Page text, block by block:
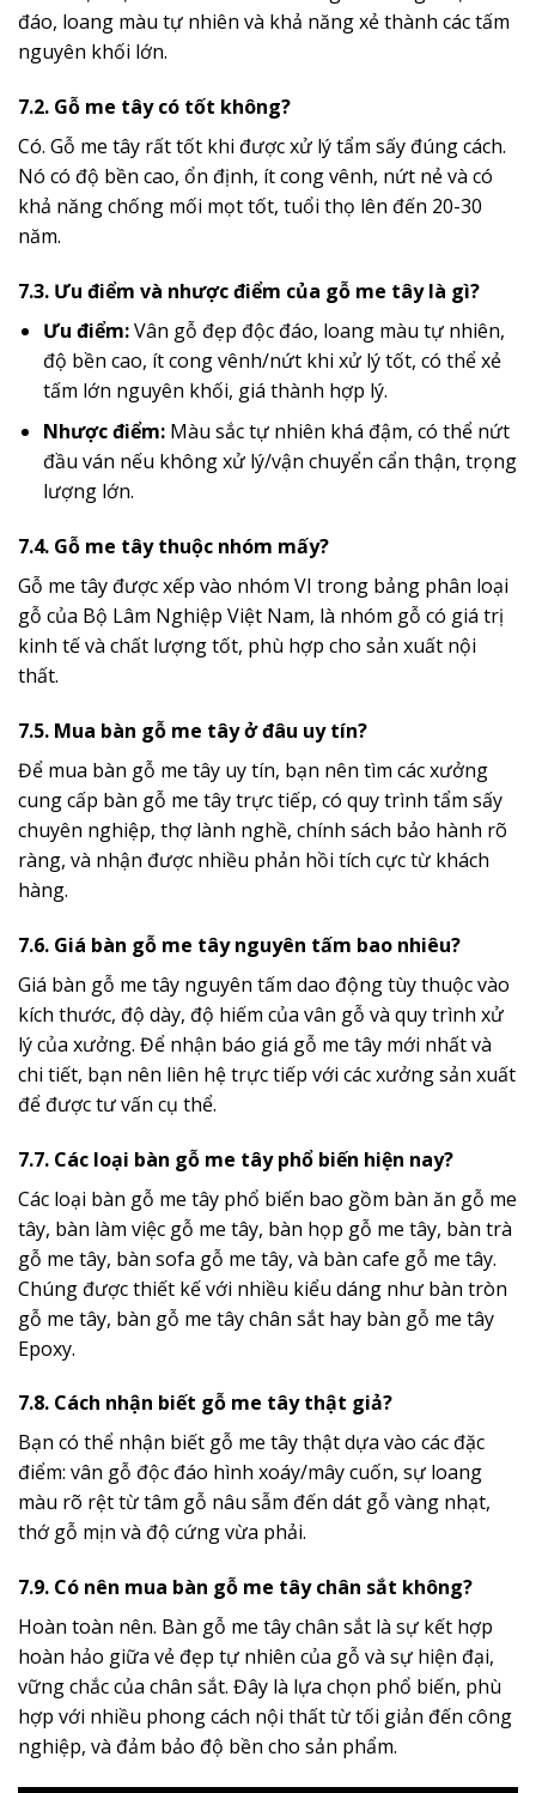
đáo, loang màu tự nhiên và khả năng xẻ thành các tấm
nguyên khối lớn.
7.2. Gỗ me tây có tốt không?
Có. Gỗ me tây rất tốt khi được xử lý tẩm sấy đúng cách.
Nó có độ bền cao, ổn định, ít cong vênh, nứt nẻ và có
khả năng chống mối mọt tốt, tuổi thọ lên đến 20-30
năm.
7.3. Ưu điểm và nhược điểm của gỗ me tây là gì?
Ưu điểm:Vân gỗ đẹp độc đáo, loang màu tự nhiên,
độ bền cao, ít cong vênh/nứt khi xử lý tốt, có thể xẻ
tấm lớn nguyên khối, giá thành hợp lý.
Nhược điểm:Màu sắc tự nhiên khá đậm, có thể nứt
đầu ván nếu không xử lý/vận chuyển cẩn thận, trọng
lượng lớn.
7.4. Gỗ me tây thuộc nhóm mấy?
Gỗ me tây được xếp vào nhóm VI trong bảng phân loại
gỗ của Bộ Lâm Nghiệp Việt Nam, là nhóm gỗ có giá trị
kinh tế và chất lượng tốt, phù hợp cho sản xuất nội
thất.
7.5. Mua bàn gỗ me tây ở đâu uy tín?
Để mua bàn gỗ me tây uy tín, bạn nên tìm các xưởng
cung cấp bàn gỗ me tây trực tiếp, có quy trình tẩm sấy
chuyên nghiệp, thợ lành nghề, chính sách bảo hành rõ
ràng, và nhận được nhiều phản hồi tích cực từ khách
hàng.
7.6. Giá bàn gỗ me tây nguyên tấm bao nhiêu?
Giá bàn gỗ me tây nguyên tấm dao động tùy thuộc vào
kích thước, độ dày, độ hiếm của vân gỗ và quy trình xử
lý của xưởng. Để nhận báo giá gỗ me tây mới nhất và
chi tiết, bạn nên liên hệ trực tiếp với các xưởng sản xuất
để được tư vấn cụ thể.
7.7. Các loại bàn gỗ me tây phổ biến hiện nay?
Các loại bàn gỗ me tây phổ biến bao gồm bàn ăn gỗ me
tây, bàn làm việc gỗ me tây, bàn họp gỗ me tây, bàn trà
gỗ me tây, bàn sofa gỗ me tây, và bàn cafe gỗ me tây.
Chúng được thiết kế với nhiều kiểu dáng như bàn tròn
gỗ me tây, bàn gỗ me tây chân sắt hay bàn gỗ me tây
Epoxy.
7.8. Cách nhận biết gỗ me tây thật giả?
Bạn có thể nhận biết gỗ me tây thật dựa vào các đặc
điểm: vân gỗ độc đáo hình xoáy/mây cuốn, sự loang
màu rõ rệt từ tâm gỗ nâu sẫm đến dát gỗ vàng nhạt,
thớ gỗ mịn và độ cứng vừa phải.
7.9. Có nên mua bàn gỗ me tây chân sắt không?
Hoàn toàn nên. Bàn gỗ me tây chân sắt là sự kết hợp
hoàn hảo giữa vẻ đẹp tự nhiên của gỗ và sự hiện đại,
vững chắc của chân sắt. Đây là lựa chọn phổ biến, phù
hợp với nhiều phong cách nội thất từ tối giản đến công
nghiệp, và đảm bảo độ bền cho sản phẩm.